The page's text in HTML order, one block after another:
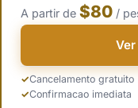
A partir de $80 /
Cancelamento gratuito
Confirmacao imediata